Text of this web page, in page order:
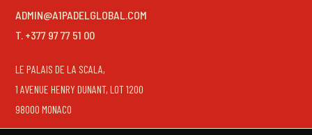
ADMIN@A1PADELGLOBAL.COM
T. +377 97 77 51 00
LE PALAIS DE LA SCALA,
1 AVENUE HENRY DUNANT, LOT 1200
98000 MONACO